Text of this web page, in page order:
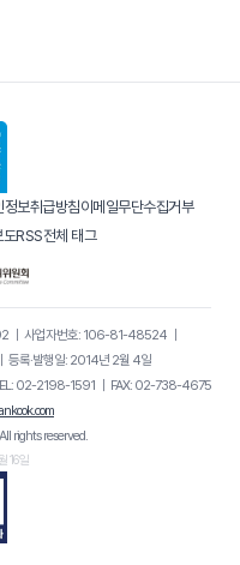
정보취급방침이메일무단수집거부
도RSS전체 태그
｜ 사업자번호: 106-81-48524｜
｜ 등록·발행일: 2014년 2월 4일
02-2198-1591 ｜ FAX: 02-738-4675
rights reserved.
16일